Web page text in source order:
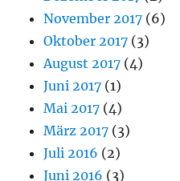
November 2017 (6)
Oktober 2017 (3)
August 2017 (4)
Juni 2017 (1)
Mai 2017 (4)
März 2017 (3)
Juli 2016 (2)
Juni 2016 (3)